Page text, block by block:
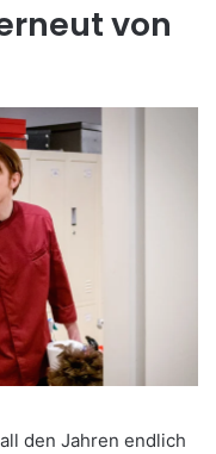
von
den Jahren endlich